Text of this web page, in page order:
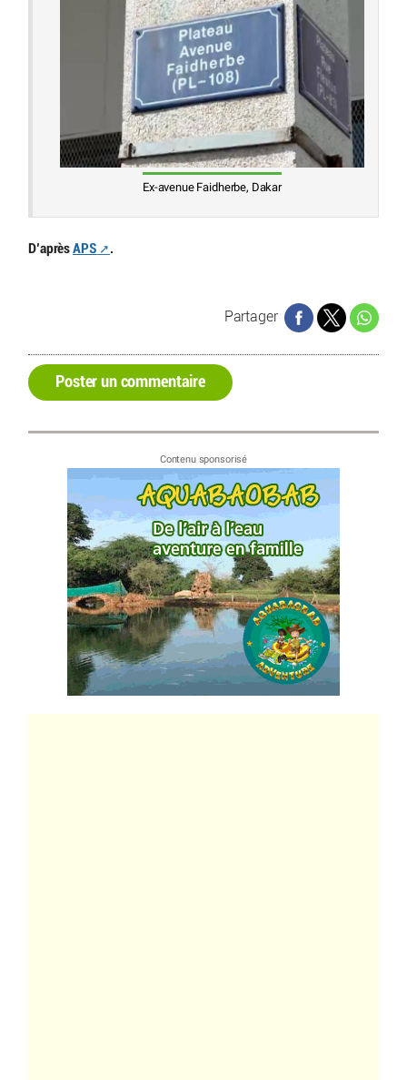
Ex-avenue Faidherbe, Dakar
D’aprèsAPS .
Partager
Poster un commentaire